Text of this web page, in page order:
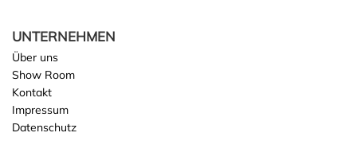
UNTERNEHMEN
Über uns
Show Room
Kontakt
Impressum
Datenschutz